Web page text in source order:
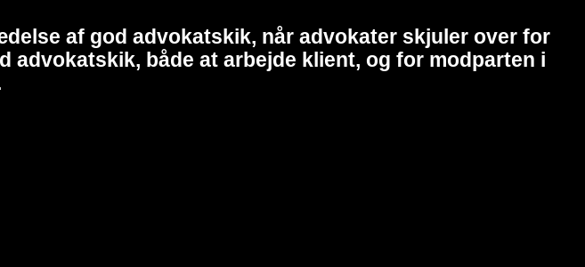
af god advokatskik, når advokater skjuler over for
advokatskik, både at arbejde klient, og for modparten i